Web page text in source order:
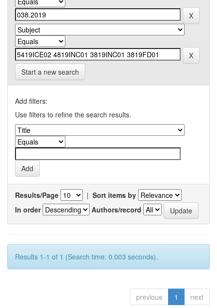
Start a new search
Add filters:
Use filters to refine the search results.
Results/Page | Sort items by
In order
Authors/record
Results 1-1 of 1 (Search time: 0.003 seconds).
previous 1 next